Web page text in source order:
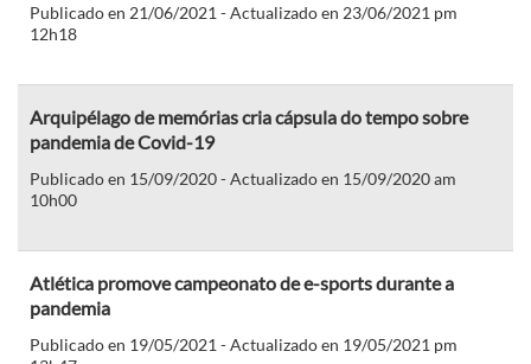
Publicado en 21/06/2021 - Actualizado en 23/06/2021 pm
12h18
Arquipélago de memórias cria cápsula do tempo sobre
pandemia de Covid-19
Publicado en 15/09/2020 - Actualizado en 15/09/2020 am
10h00
Atlética promove campeonato de e-sports durante a
pandemia
Publicado en 19/05/2021 - Actualizado en 19/05/2021 pm